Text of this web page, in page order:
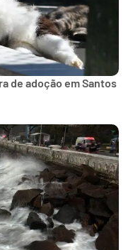
de adoção em Santos